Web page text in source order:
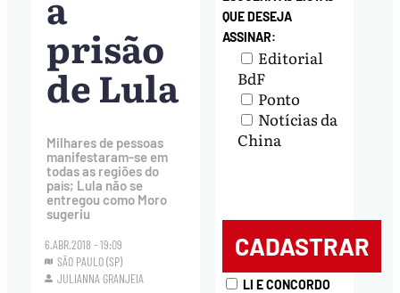
prisão
de Lula
Milhares de pessoas
manifestaram-se em
todas as regiões do
país; Lula não se
entregou como Moro
sugeriu
6.ABR.2018 - 19:09
SÃO PAULO (SP)
JULIANNA GRANJEIA
QUE DESEJA
ASSINAR:
Editorial
BdF
Ponto
Notícias da
China
LI E CONCORDO